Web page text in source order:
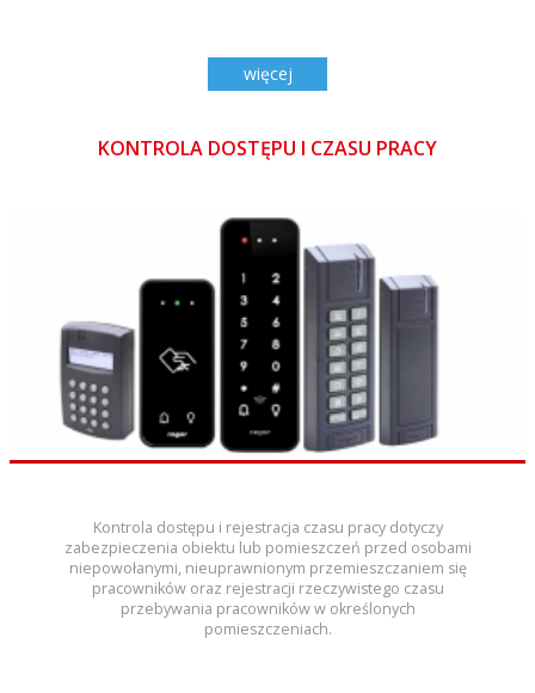
więcej
KONTROLA DOSTĘPU I CZASU PRACY
Kontrola dostępu i rejestracja czasu pracy dotyczy
zabezpieczenia obiektu lub pomieszczeń przed osobami
niepowołanymi, nieuprawnionym przemieszczaniem się
pracowników oraz rejestracji rzeczywistego czasu
przebywania pracowników w określonych
pomieszczeniach.